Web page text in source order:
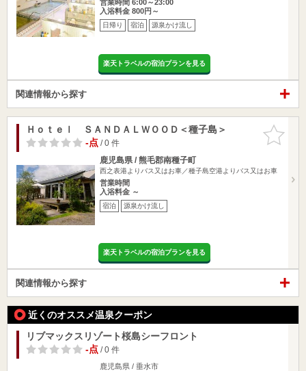
営業時間 6:00～23:00
入浴料金 800円～
日帰り 宿泊 源泉かけ流し
楽天トラベルの宿泊プランを見る
関連情報から探す
お気に入
りに追加
Ｈｏｔｅｌ ＳＡＮＤＡＬＷＯＯＤ＜種子島＞
-点/ 0 件
鹿児島県 / 熊毛郡南種子町
西之表港よりバス又はお車／種子島空港よりバス又はお車
営業時間
入浴料金 ～
宿泊 源泉かけ流し
楽天トラベルの宿泊プランを見る
関連情報から探す
近くのオススメ温泉クーポン
リブマックスリゾート桜島シーフロント
-点/ 0 件
鹿児島県 / 垂水市